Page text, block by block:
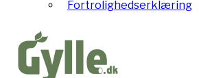
Fortrolighedserklæring